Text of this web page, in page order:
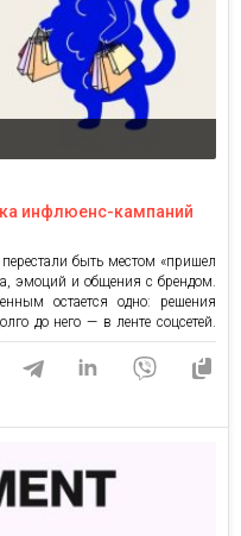
инфлюенс-кампаний
быть местом «пришел
эмоций и общения с брендом.
остается одно: решения
до него — в ленте соцсетей.
становится необходимым
а […]